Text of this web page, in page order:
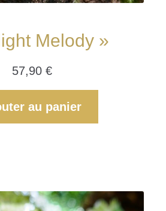
Melody »
57,90 €
au panier